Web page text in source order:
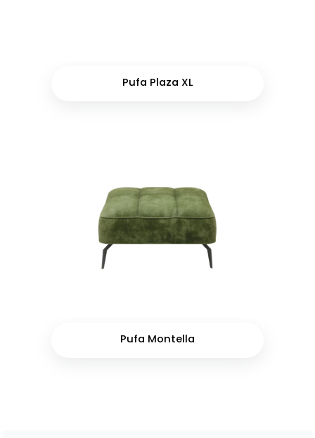
Pufa Plaza XL
Pufa Montella